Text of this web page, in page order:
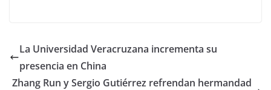
La Universidad Veracruzana incrementa su
presencia en China
Zhang Run y Sergio Gutiérrez refrendan hermandad